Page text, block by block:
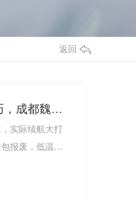
返回
无人机电池怎么选？高倍率长续航锂电池选型技巧，成都魏锂新能源为您解答
实际续航大打
报废，低温环